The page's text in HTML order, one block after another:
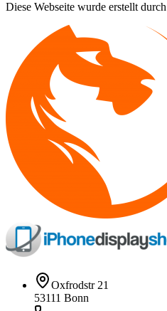
Diese Webseite wurde erstellt durch
Oxfrodstr 21
53111 Bonn